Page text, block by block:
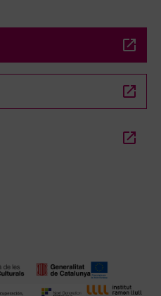
ABRE EN NUEVA VENTANA